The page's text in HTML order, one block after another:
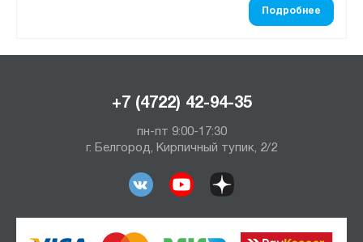
Подробнее
+7 (4722) 42-94-35
пн-пт 9:00-17:30
г. Белгород, Кирпичный тупик, 2/2